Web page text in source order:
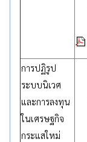
การปฏิรูป
ระบบนิเวศ
และการลงทุน
ในเศรษฐกิจ
กระแสใหม่